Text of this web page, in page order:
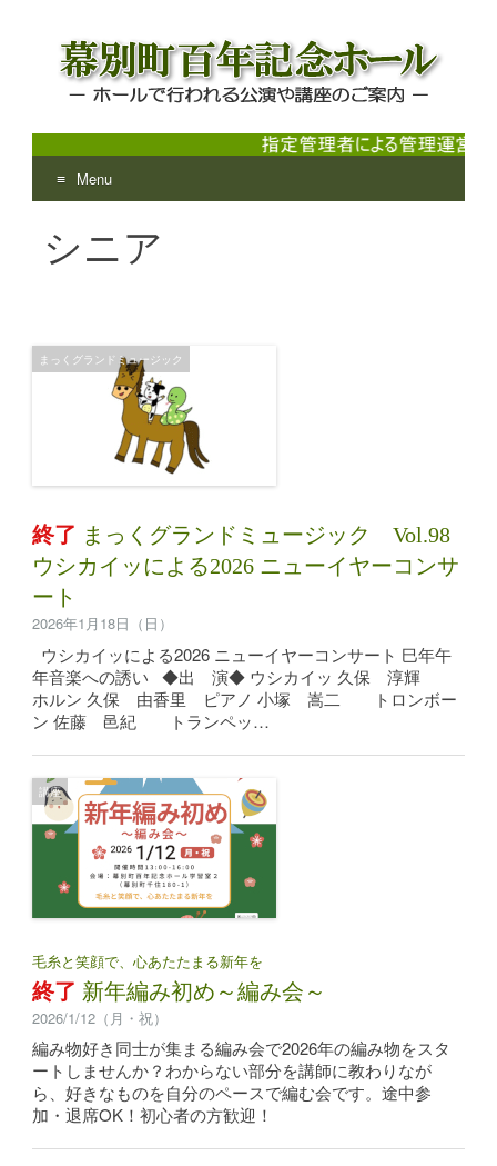
幕別町百年記念ホール
ホールで行われる公演や講座のご案内
Menu
to
content
シニア
まっくグランドミュージック
終了 まっくグランドミュージック Vol.98
ウシカイッによる2026 ニューイヤーコンサ
ート
2026年1月18日（日）
ウシカイッによる2026 ニューイヤーコンサート 巳年午
年音楽への誘い ◆出 演◆ ウシカイッ 久保 淳輝
ホルン 久保 由香里 ピアノ 小塚 嵩二 トロンボー
ン 佐藤 邑紀 トランペッ…
講座
毛糸と笑顔で、心あたたまる新年を
終了 新年編み初め～編み会～
2026/1/12（月・祝）
編み物好き同士が集まる編み会で2026年の編み物をスタ
ートしませんか？わからない部分を講師に教わりなが
ら、好きなものを自分のペースで編む会です。途中参
加・退席OK！初心者の方歓迎！